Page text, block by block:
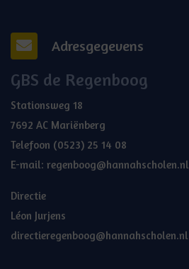
Adresgegevens
GBS de Regenboog
Stationsweg 18
7692 AC Mariënberg
Telefoon (0523) 25 14 08
E-mail: regenboog@hannahscholen.nl
Directie
Léon Jurjens
directieregenboog@hannahscholen.nl